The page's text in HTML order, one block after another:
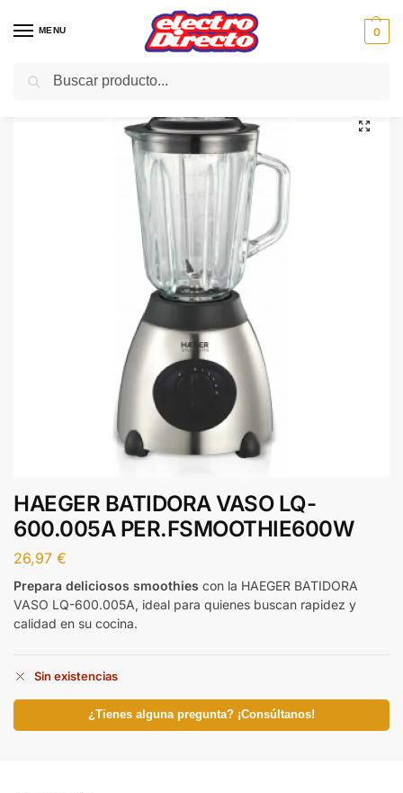
MENU 0
Inicio PAE / Cocina / Batidoras
HAEGER BATIDORA VASO LQ-
600.005A PER.FSMOOTHIE600W
26,97 €
Prepara deliciosos smoothies con la HAEGER BATIDORA
VASO LQ-600.005A, ideal para quienes buscan rapidez y
calidad en su cocina.
Sin existencias
¿Tienes alguna pregunta? ¡Consúltanos!